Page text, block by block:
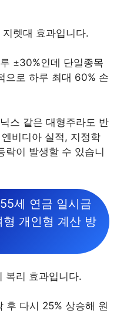
렛대 효과입니다.
±30%인데 단일종목
으로 하루 최대 60% 손
스 같은 대형주라도 반
비디아 실적, 지정학
락이 발생할 수 있습니
세 연금 일시금
개인형 계산 방
복리 효과입니다.
후 다시 25% 상승해 원